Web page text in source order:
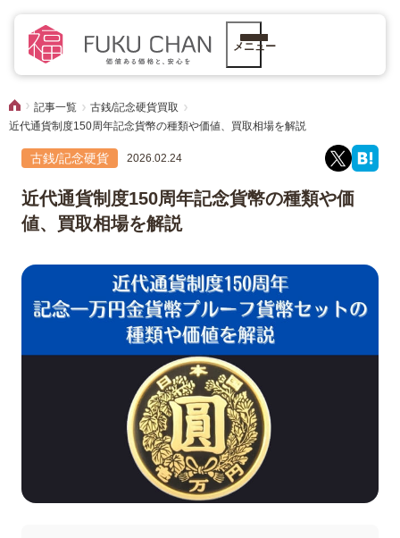
メニュー
記事一覧
古銭/記念硬貨買取
近代通貨制度150周年記念貨幣の種類や価値、買取相場を解説
古銭/記念硬貨 2026.02.24
近代通貨制度150周年記念貨幣の種類や価
値、買取相場を解説